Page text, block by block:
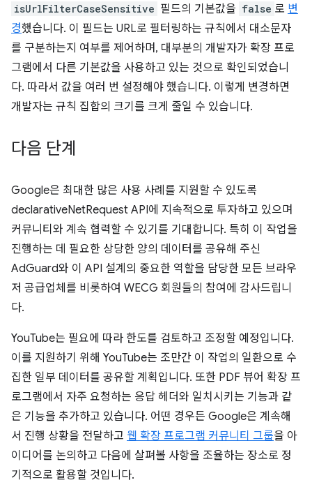
isUrlFilterCaseSensitive 필드의 기본값을 false 로 변
경했습니다. 이 필드는 URL로 필터링하는 규칙에서 대소문자
를 구분하는지 여부를 제어하며, 대부분의 개발자가 확장 프로
그램에서 다른 기본값을 사용하고 있는 것으로 확인되었습니
다. 따라서 값을 여러 번 설정해야 했습니다. 이렇게 변경하면
개발자는 규칙 집합의 크기를 크게 줄일 수 있습니다.
다음 단계
Google은 최대한 많은 사용 사례를 지원할 수 있도록
declarativeNetRequest API에 지속적으로 투자하고 있으며
커뮤니티와 계속 협력할 수 있기를 기대합니다. 특히 이 작업을
진행하는 데 필요한 상당한 양의 데이터를 공유해 주신
AdGuard와 이 API 설계의 중요한 역할을 담당한 모든 브라우
저 공급업체를 비롯하여 WECG 회원들의 참여에 감사드립니
다.
YouTube는 필요에 따라 한도를 검토하고 조정할 예정입니다.
이를 지원하기 위해 YouTube는 조만간 이 작업의 일환으로 수
집한 일부 데이터를 공유할 계획입니다. 또한 PDF 뷰어 확장 프
로그램에서 자주 요청하는 응답 헤더와 일치시키는 기능과 같
은 기능을 추가하고 있습니다. 어떤 경우든 Google은 계속해
서 진행 상황을 전달하고 웹 확장 프로그램 커뮤니티 그룹을 아
이디어를 논의하고 다음에 살펴볼 사항을 조율하는 장소로 정
기적으로 활용할 것입니다.